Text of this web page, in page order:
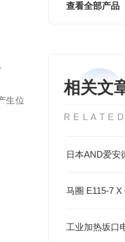
查看全部产品
相关文
生位